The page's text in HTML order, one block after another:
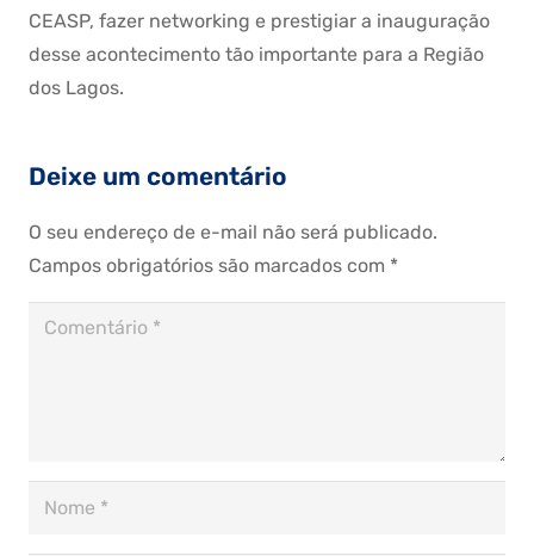
CEASP, fazer networking e prestigiar a inauguração
desse acontecimento tão importante para a Região
dos Lagos.
Deixe um comentário
O seu endereço de e-mail não será publicado.
Campos obrigatórios são marcados com *